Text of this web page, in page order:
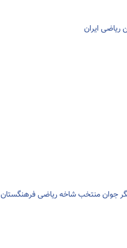
ایران
جوان منتخب شاخه ریاضی فرهنگستان